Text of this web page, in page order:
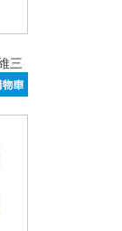
三
司